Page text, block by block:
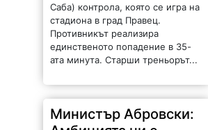
Саба) контрола, която се игра на
стадиона в град Правец.
Противникът реализира
единственото попадение в 35-
ата минута. Старши треньорът...
Министър Абровски: